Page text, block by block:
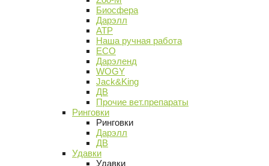
Биосфера
Дарэлл
АТР
Наша ручная работа
ECO
Дарэленд
WOGY
Jack&King
ДВ
Прочие вет.препараты
Ринговки
Ринговки
Дарэлл
ДВ
Удавки
Удавки